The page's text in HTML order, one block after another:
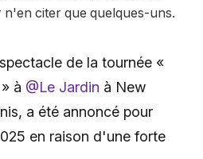
citer que quelques-uns.
de la tournée «
à @Le Jardin à New
a été annoncé pour
en raison d'une forte